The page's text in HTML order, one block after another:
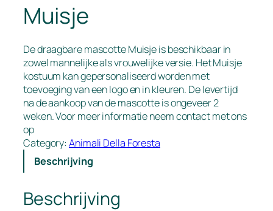
Muisje
De draagbare mascotte Muisje is beschikbaar in
zowel mannelijke als vrouwelijke versie. Het Muisje
kostuum kan gepersonaliseerd worden met
toevoeging van een logo en in kleuren. De levertijd
na de aankoop van de mascotte is ongeveer 2
weken. Voor meer informatie neem contact met ons
op
Category:Animali Della Foresta
Beschrijving
Beschrijving